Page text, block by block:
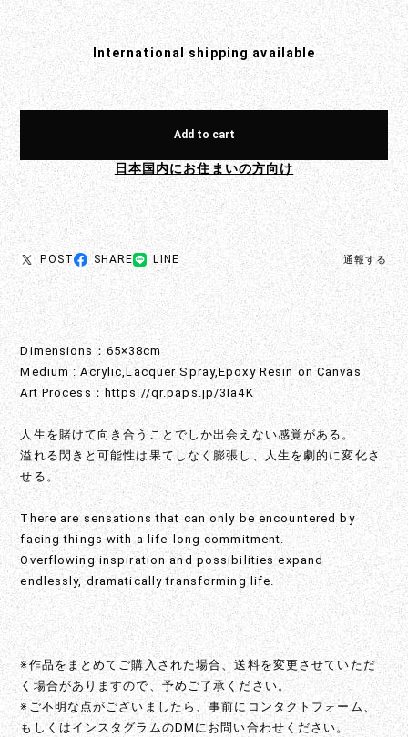
International shipping available
Add to cart
日本国内にお住まいの方向け
POST SHARE LINE 通報する
Dimensions：65×38cm
Medium : Acrylic,Lacquer Spray,Epoxy Resin on Canvas
Art Process： https://qr.paps.jp/3Ia4K
人生を賭けて向き合うことでしか出会えない感覚がある。
溢れる閃きと可能性は果てしなく膨張し、人生を劇的に変化さ
せる。
There are sensations that can only be encountered by
facing things with a life-long commitment.
Overflowing inspiration and possibilities expand
endlessly, dramatically transforming life.
※作品をまとめてご購入された場合、送料を変更させていただ
く場合がありますので、予めご了承ください。
※ご不明な点がございましたら、事前にコンタクトフォーム、
もしくはインスタグラムのDMにお問い合わせください。